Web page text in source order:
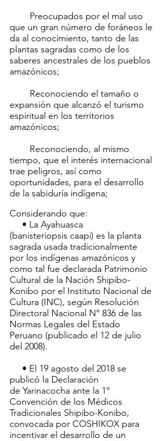
Preocupados por el mal uso
que un gran número de foráneos le
da al conocimiento, tanto de las
plantas sagradas como de los
saberes ancestrales de los pueblos
amazónicos;
Reconociendo el tamaño o
expansión que alcanzó el turismo
espiritual en los territorios
amazónicos;
Reconociendo, al mismo
tiempo, que el interés internacional
trae peligros, así como
oportunidades, para el desarrollo
de la sabiduría indígena;
Considerando que:
• La Ayahuasca
(banisteriopsis caapi) es la planta
sagrada usada tradicionalmente
por los indígenas amazónicos y
como tal fue declarada Patrimonio
Cultural de la Nación Shipibo-
Konibo por el Instituto Nacional de
Cultura (INC), según Resolución
Directoral Nacional N° 836 de las
Normas Legales del Estado
Peruano (publicado el 12 de julio
del 2008).
• El 19 agosto del 2018 se
publicó la Declaración
de Yarinacocha ante la 1°
Convención de los Médicos
Tradicionales Shipibo-Konibo,
convocada por COSHIKOX para
incentivar el desarrollo de un